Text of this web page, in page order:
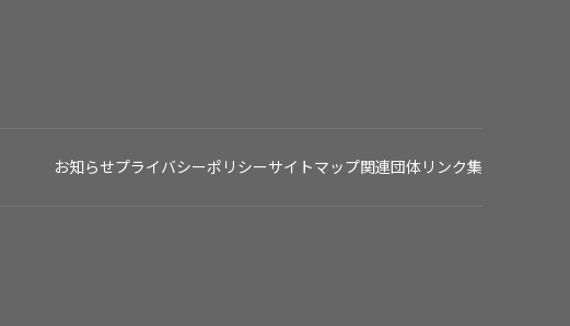
お知らせプライバシーポリシーサイトマップ関連団体リンク集